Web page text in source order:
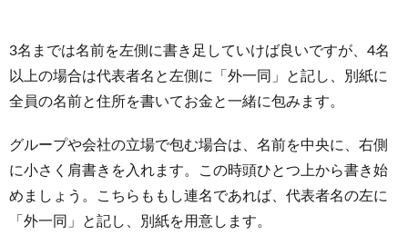
3名までは名前を左側に書き足していけば良いですが、4名
以上の場合は代表者名と左側に「外一同」と記し、別紙に
全員の名前と住所を書いてお金と一緒に包みます。
グループや会社の立場で包む場合は、名前を中央に、右側
に小さく肩書きを入れます。この時頭ひとつ上から書き始
めましょう。こちらももし連名であれば、代表者名の左に
「外一同」と記し、別紙を用意します。